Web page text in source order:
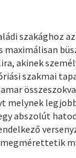
szakághoz
akinek
szakmai
melynek
abszolút